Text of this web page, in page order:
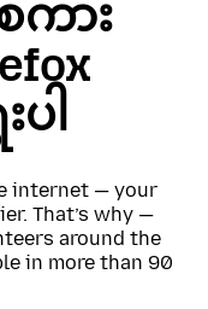
ား
ါ
internet — your
That’s why —
around the
in more than 90